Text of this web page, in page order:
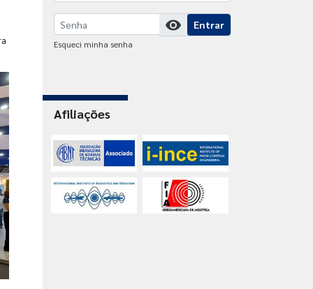
visibility Entrar
Esqueci minha senha
Afiliações